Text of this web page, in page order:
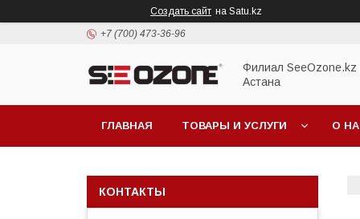
Создать сайт на Satu.kz
+7 (700) 473-36-96
Филиал SeeOzone.kz
Астана
ГЛАВНАЯ ТОВАРЫ И УСЛУГИ О
КОНТАКТЫ